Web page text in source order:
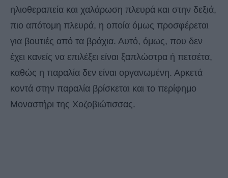
ηλιοθεραπεία και χαλάρωση πλευρά και στην δεξιά,
πιο απότομη πλευρά, η οποία όμως προσφέρεται
για βουτιές από τα βράχια. Αυτό, όμως, που δεν
έχει κανείς να επιλέξει είναι ξαπλώστρα ή πετσέτα,
καθώς η παραλία δεν είναι οργανωμένη. Αρκετά
κοντά στην παραλία βρίσκεται και το περίφημο
Μοναστήρι της Χοζοβιώτισσας.